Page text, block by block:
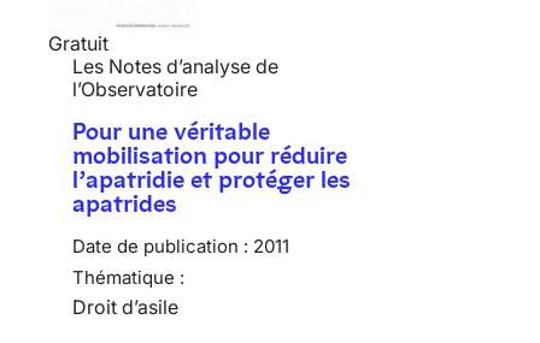
Gratuit
Les Notes d’analyse de
l’Observatoire
Pour une véritable
mobilisation pour réduire
l’apatridie et protéger les
apatrides
Date de publication : 2011
Thématique :
Droit d’asile